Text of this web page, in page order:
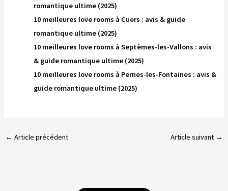
romantique ultime (2025)
10 meilleures love rooms à Cuers : avis & guide
romantique ultime (2025)
10 meilleures love rooms à Septèmes-les-Vallons : avis
& guide romantique ultime (2025)
10 meilleures love rooms à Pernes-les-Fontaines : avis &
guide romantique ultime (2025)
← Article précédent Article suivant →